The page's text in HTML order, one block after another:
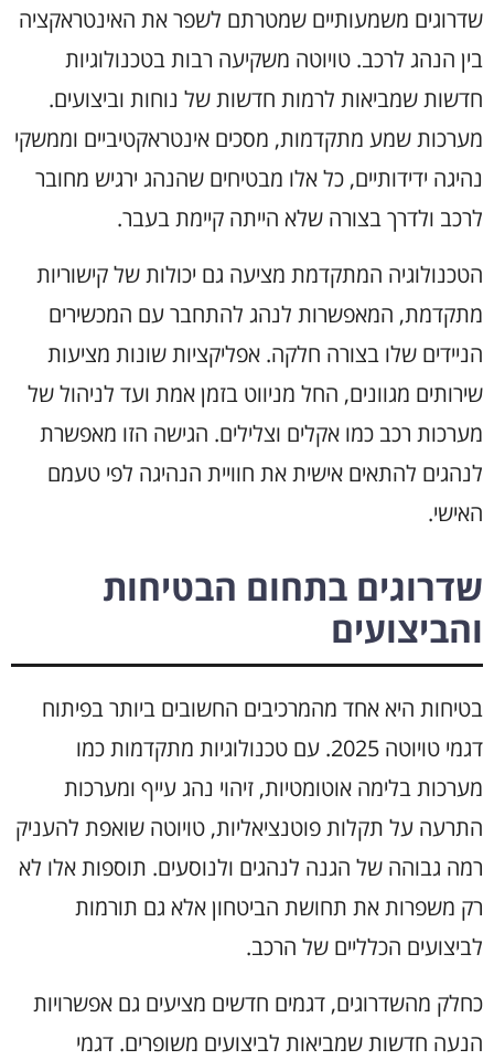
שדרוגים משמעותיים שמטרתם לשפר את האינטראקציה
בין הנהג לרכב. טויוטה משקיעה רבות בטכנולוגיות
חדשות שמביאות לרמות חדשות של נוחות וביצועים.
מערכות שמע מתקדמות, מסכים אינטראקטיביים וממשקי
נהיגה ידידותיים, כל אלו מבטיחים שהנהג ירגיש מחובר
לרכב ולדרך בצורה שלא הייתה קיימת בעבר.
הטכנולוגיה המתקדמת מציעה גם יכולות של קישוריות
מתקדמת, המאפשרות לנהג להתחבר עם המכשירים
הניידים שלו בצורה חלקה. אפליקציות שונות מציעות
שירותים מגוונים, החל מניווט בזמן אמת ועד לניהול של
מערכות רכב כמו אקלים וצלילים. הגישה הזו מאפשרת
לנהגים להתאים אישית את חוויית הנהיגה לפי טעמם
האישי.
שדרוגים בתחום הבטיחות
והביצועים
בטיחות היא אחד מהמרכיבים החשובים ביותר בפיתוח
דגמי טויוטה 2025. עם טכנולוגיות מתקדמות כמו
מערכות בלימה אוטומטיות, זיהוי נהג עייף ומערכות
התרעה על תקלות פוטנציאליות, טויוטה שואפת להעניק
רמה גבוהה של הגנה לנהגים ולנוסעים. תוספות אלו לא
רק משפרות את תחושת הביטחון אלא גם תורמות
לביצועים הכלליים של הרכב.
כחלק מהשדרוגים, דגמים חדשים מציעים גם אפשרויות
הנעה חדשות שמביאות לביצועים משופרים. דגמי